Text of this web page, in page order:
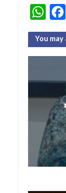
W
h
at
s
A
p
You may